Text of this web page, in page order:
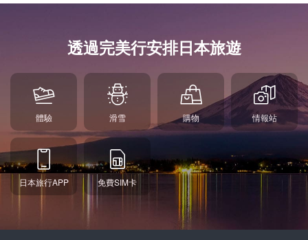
透過完美行安排日本旅遊
體驗 滑雪 購物 情報站
日本旅行APP 免費SIM卡